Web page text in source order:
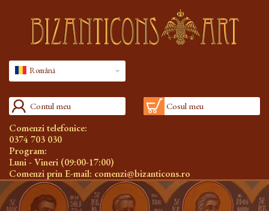
Română
Contul meu Cosul meu
Comenzi telefonice:
0374 703 030
Program:
Luni - Vineri (09:00-17:00)
Comenzi prin E-mail: comenzi@bizanticons.ro